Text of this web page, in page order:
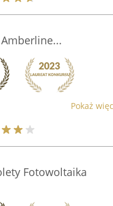
Pokaż
Fotowoltaika